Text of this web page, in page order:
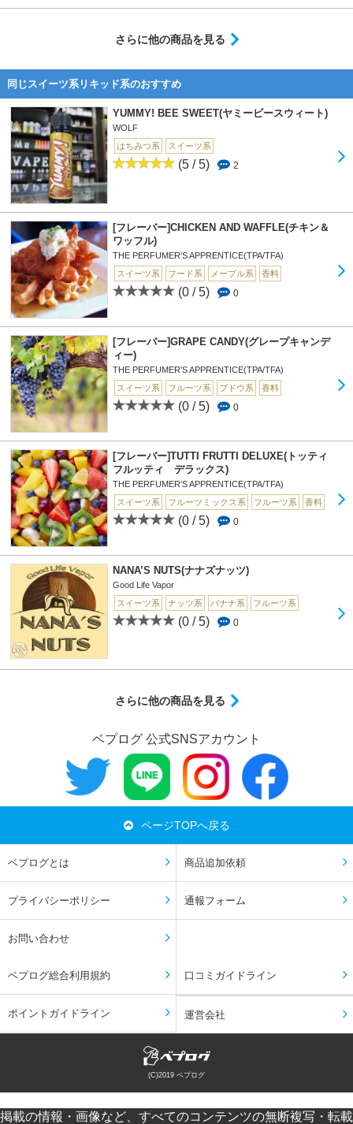
さらに他の商品を見る
同じスイーツ系リキッド系のおすすめ
YUMMY! BEE SWEET(ヤミービースウィート)
WOLF
はちみつ系
スイーツ系
(5 / 5) 2
[フレーバー]CHICKEN AND WAFFLE(チキン＆
ワッフル)
THE PERFUMER'S APPRENTICE(TPA/TFA)
スイーツ系
フード系 メープル系 香料
(0 / 5) 0
[フレーバー]GRAPE CANDY(グレープキャンデ
ィー)
THE PERFUMER'S APPRENTICE(TPA/TFA)
スイーツ系
フルーツ系 ブドウ系 香料
(0 / 5) 0
[フレーバー]TUTTI FRUTTI DELUXE(トッティ
フルッティ デラックス)
THE PERFUMER'S APPRENTICE(TPA/TFA)
スイーツ系
フルーツミックス系 フルーツ系 香料
(0 / 5) 0
NANA’S NUTS(ナナズナッツ)
Good Life Vapor
スイーツ系
ナッツ系 バナナ系 フルーツ系
(0 / 5) 0
さらに他の商品を見る
ベプログ 公式SNSアカウント
ページTOPへ戻る
ベプログとは 商品追加依頼
プライバシーポリシー 通報フォーム
お問い合わせ
ベプログ総合利用規約 口コミガイドライン
ポイントガイドライン 運営会社
(C)2019 ベプログ
掲載の情報・画像など、すべてのコンテンツの無断複写・転載